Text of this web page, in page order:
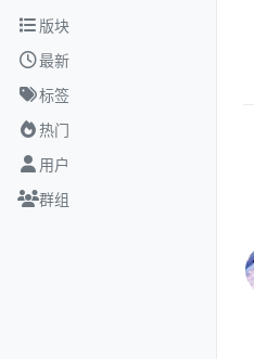
跳转至内容
版块
最新
标签
热门
用户
群组